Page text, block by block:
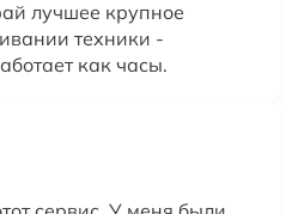
лучшее крупное
техники -
как часы.